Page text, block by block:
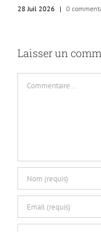
28 Juil 2026
| 0
Laisser un